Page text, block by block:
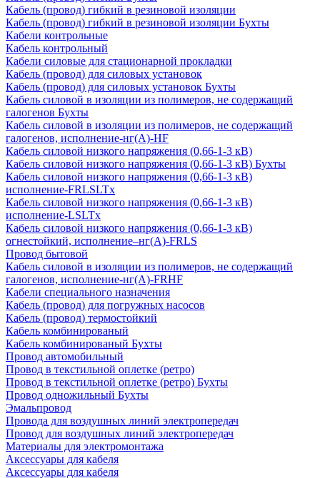
Кабель (провод) гибкий в резиновой изоляции
Кабель (провод) гибкий в резиновой изоляции Бухты
Кабели контрольные
Кабель контрольный
Кабели силовые для стационарной прокладки
Кабель (провод) для силовых установок
Кабель (провод) для силовых установок Бухты
Кабель силовой в изоляции из полимеров, не содержащий
галогенов Бухты
Кабель силовой в изоляции из полимеров, не содержащий
галогенов, исполнение-нг(А)-HF
Кабель силовой низкого напряжения (0,66-1-3 кВ)
Кабель силовой низкого напряжения (0,66-1-3 кВ) Бухты
Кабель силовой низкого напряжения (0,66-1-3 кВ)
исполнение-FRLSLTx
Кабель силовой низкого напряжения (0,66-1-3 кВ)
исполнение-LSLTx
Кабель силовой низкого напряжения (0,66-1-3 кВ)
огнестойкий, исполнение–нг(А)-FRLS
Провод бытовой
Кабель силовой в изоляции из полимеров, не содержащий
галогенов, исполнение-нг(А)-FRHF
Кабели специального назначения
Кабель (провод) для погружных насосов
Кабель (провод) термостойкий
Кабель комбинированый
Кабель комбинированый Бухты
Провод автомобильный
Провод в текстильной оплетке (ретро)
Провод в текстильной оплетке (ретро) Бухты
Провод одножильный Бухты
Эмальпровод
Провода для воздушных линий электропередач
Провод для воздушных линий электропередач
Материалы для электромонтажа
Аксессуары для кабеля
Аксессуары для кабеля